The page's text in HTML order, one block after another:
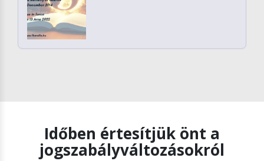
Időben értesítjük önt a
jogszabályváltozásokról